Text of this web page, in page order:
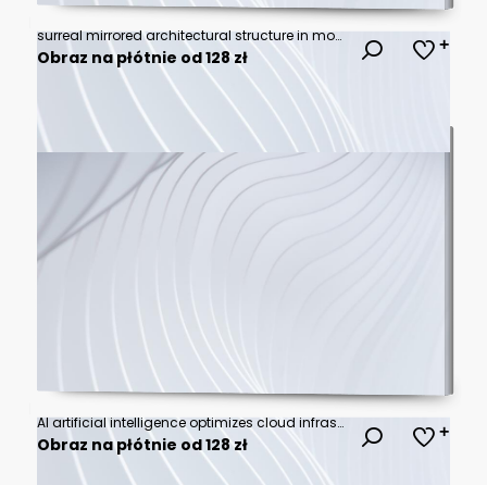
surreal mirrored architectural structure in monochrome desert landscape
Obraz na płótnie od 128 zł
AI artificial intelligence optimizes cloud infrastructure with virtual assistants and intelligent automation, improving scalability, security, and digital business continuity. Vouch
Obraz na płótnie od 128 zł